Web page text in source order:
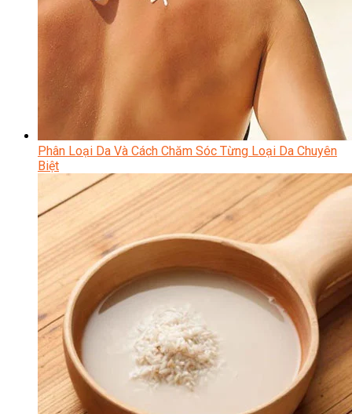
Phân Loại Da Và Cách Chăm Sóc Từng Loại Da Chuyên
Biệt